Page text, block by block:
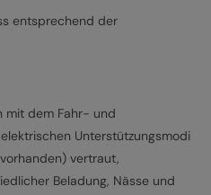
entsprechend der
mit dem Fahr- und
Unterstützungsmodi
vertraut,
Beladung, Nässe und